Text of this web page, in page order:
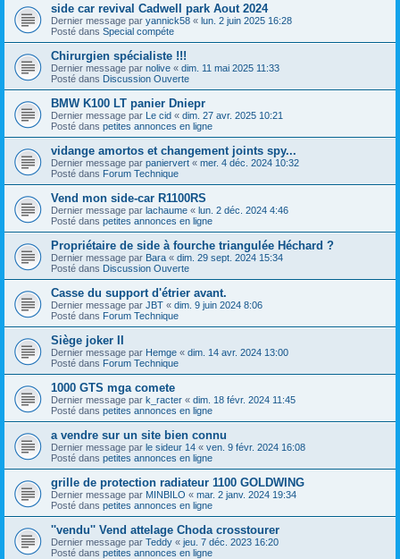
side car revival Cadwell park Aout 2024
Dernier message par yannick58 « lun. 2 juin 2025 16:28
Posté dans Special compéte
Chirurgien spécialiste !!!
Dernier message par nolive « dim. 11 mai 2025 11:33
Posté dans Discussion Ouverte
BMW K100 LT panier Dniepr
Dernier message par Le cid « dim. 27 avr. 2025 10:21
Posté dans petites annonces en ligne
vidange amortos et changement joints spy...
Dernier message par paniervert « mer. 4 déc. 2024 10:32
Posté dans Forum Technique
Vend mon side-car R1100RS
Dernier message par lachaume « lun. 2 déc. 2024 4:46
Posté dans petites annonces en ligne
Propriétaire de side à fourche triangulée Héchard ?
Dernier message par Bara « dim. 29 sept. 2024 15:34
Posté dans Discussion Ouverte
Casse du support d'étrier avant.
Dernier message par JBT « dim. 9 juin 2024 8:06
Posté dans Forum Technique
Siège joker II
Dernier message par Hemge « dim. 14 avr. 2024 13:00
Posté dans Forum Technique
1000 GTS mga comete
Dernier message par k_racter « dim. 18 févr. 2024 11:45
Posté dans petites annonces en ligne
a vendre sur un site bien connu
Dernier message par le sideur 14 « ven. 9 févr. 2024 16:08
Posté dans petites annonces en ligne
grille de protection radiateur 1100 GOLDWING
Dernier message par MINBILO « mar. 2 janv. 2024 19:34
Posté dans petites annonces en ligne
''vendu'' Vend attelage Choda crosstourer
Dernier message par Teddy « jeu. 7 déc. 2023 16:20
Posté dans petites annonces en ligne